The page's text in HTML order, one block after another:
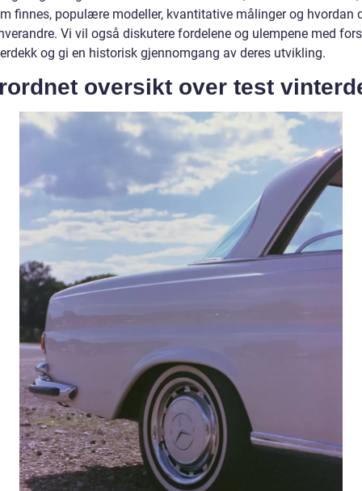
finnes, populære modeller, kvantitative målinger og hvordan
Vi vil også diskutere fordelene og ulempene med
og gi en historisk gjennomgang av deres utvikling.
oversikt over test